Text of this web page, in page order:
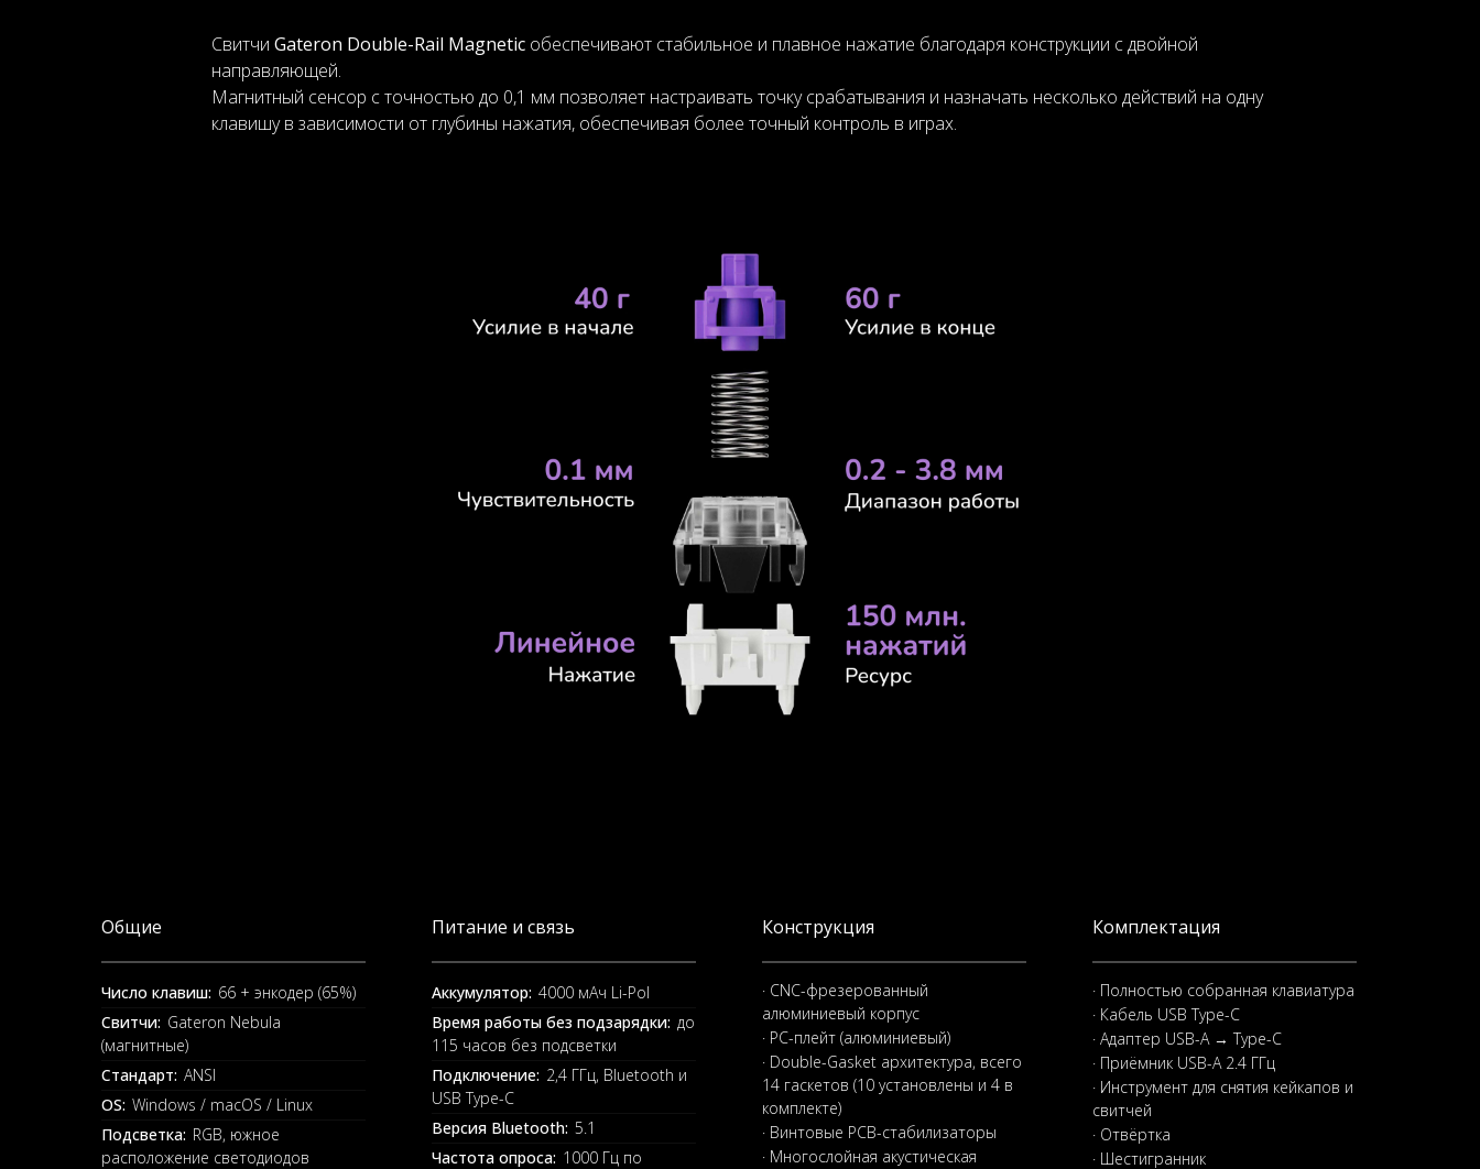
Свитчи Gateron Double-Rail Magnetic обеспечивают стабильное и плавное нажатие благодаря конструкции с двойной
направляющей.
Магнитный сенсор с точностью до 0,1 мм позволяет настраивать точку срабатывания и назначать несколько действий на одну
клавишу в зависимости от глубины нажатия, обеспечивая более точный контроль в играх.
Общие
Число клавиш: 66 + энкодер (65%)
Свитчи: Gateron Nebula
(магнитные)
Стандарт: ANSI
OS: Windows / macOS / Linux
Подсветка: RGB, южное
расположение светодиодов
Питание и связь
Аккумулятор: 4000 мАч Li-Pol
Время работы без подзарядки: до
115 часов без подсветки
Подключение: 2,4 ГГц, Bluetooth и
USB Type-C
Версия Bluetooth: 5.1
Частота опроса: 1000 Гц по
Конструкция
· CNC-фрезерованный
алюминиевый корпус
· PC-плейт (алюминиевый)
· Double-Gasket архитектура, всего
14 гаскетов (10 установлены и 4 в
комплекте)
· Винтовые PCB-стабилизаторы
· Многослойная акустическая
Комплектация
· Полностью собранная клавиатура
· Кабель USB Type-C
· Адаптер USB-A → Type-C
· Приёмник USB-A 2.4 ГГц
· Инструмент для снятия кейкапов и
свитчей
· Отвёртка
· Шестигранник